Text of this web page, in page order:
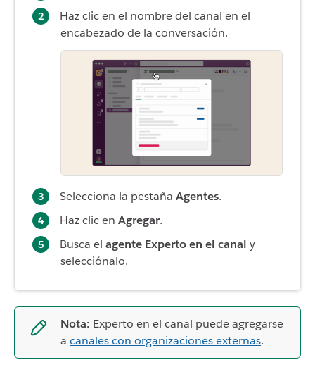
Haz clic en el nombre del canal en el
encabezado de la conversación.
Selecciona la pestaña Agentes.
Haz clic en Agregar.
Busca el agente Experto en el canal y
selecciónalo.
Nota: Experto en el canal puede agregarse
a canales con organizaciones externas.